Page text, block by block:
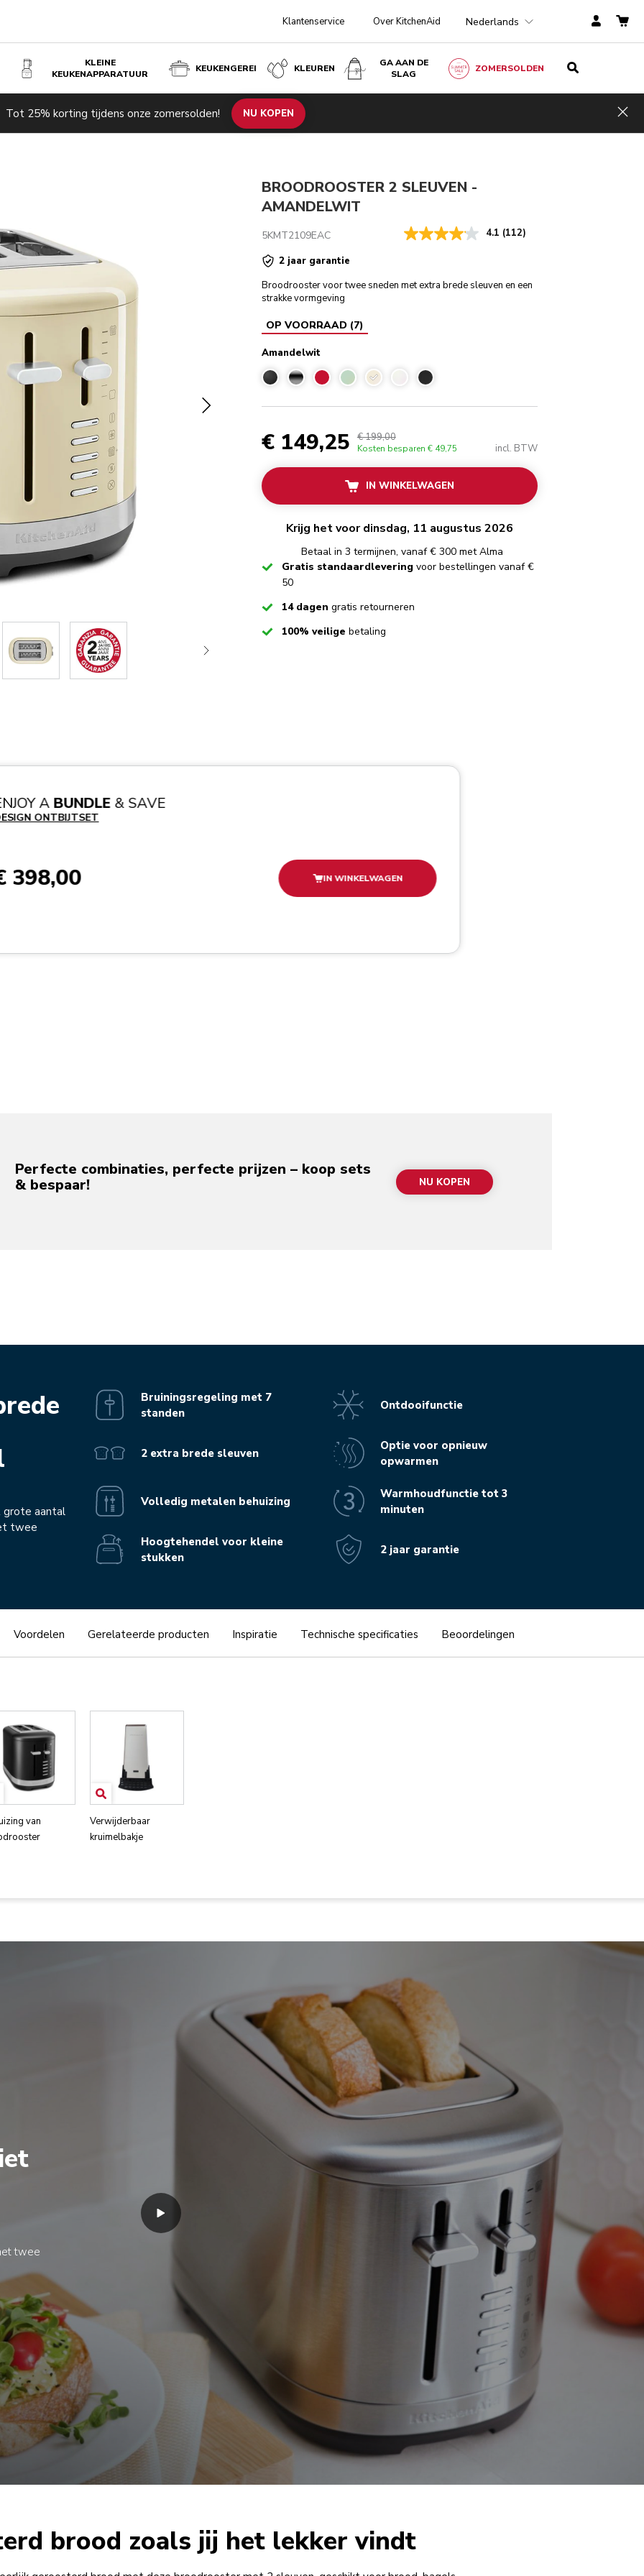
Klantenservice Over KitchenAid Nederlands
KLEINE
KEUKENAPPARATUUR
KEUKENGEREI KLEUREN
GA AAN DE
SLAG
ZOMERSOLDEN
Tot 25% korting tijdens onze zomersolden! NU KOPEN
producten Inspiratie Technische specificaties Beoordelingen
BROODROOSTER 2 SLEUVEN -
AMANDELWIT
5KMT2109EAC 4.1 (112)
2 jaar garantie
Broodrooster voor twee sneden met extra brede sleuven en een
strakke vormgeving
OP VOORRAAD (7)
Amandelwit
Amandelwit
€ 149,25 € 199,00
Kosten besparen € 49,75 incl. BTW
IN WINKELWAGEN
Krijg het voor dinsdag, 11 augustus 2026
Betaal in 3 termijnen, vanaf € 300 met Alma
CheckedGratis standaardlevering voor bestellingen vanaf €
50
Checked14 dagen gratis retourneren
Checked100% veilige betaling
A BUNDLE & SAVE
ONTBIJTSET
398,00 IN WINKELWAGEN
Perfecte combinaties, perfecte prijzen – koop sets
& bespaar!
NU KOPEN
grote aantal
twee
Bruiningsregeling met 7
standen
2 extra brede sleuven
Volledig metalen behuizing
Hoogtehendel voor kleine
stukken
Ontdooifunctie
Optie voor opnieuw
opwarmen
Warmhoudfunctie tot 3
minuten
2 jaar garantie
Voordelen Gerelateerde producten Inspiratie Technische specificaties Beoordelingen
van
Verwijderbaar
kruimelbakje
twee
brood zoals jij het lekker vindt